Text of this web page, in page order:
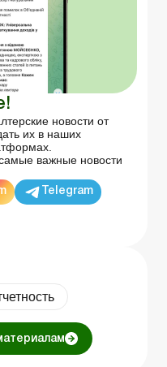
новости от
их в наших
важные новости
Telegram